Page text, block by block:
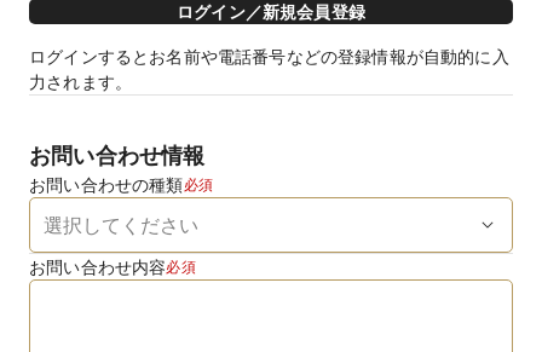
ログイン／新規会員登録
ログインするとお名前や電話番号などの登録情報が自動的に入
力されます。
お問い合わせ情報
お問い合わせの種類必須
お問い合わせ内容必須